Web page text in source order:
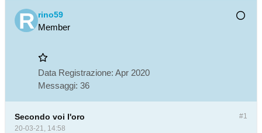
rino59
Member
Data Registrazione: Apr 2020
Messaggi: 36
#1
Secondo voi l'oro
20-03-21, 14:58